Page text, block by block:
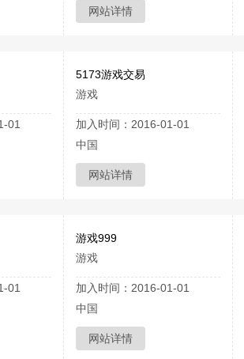
网站详情
01
5173游戏交易
游戏
加入时间：2016-01-01
中国
网站详情
01
游戏999
游戏
加入时间：2016-01-01
中国
网站详情